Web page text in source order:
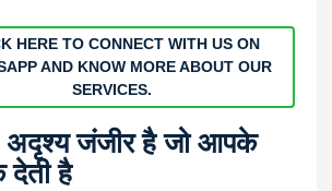
HERE TO CONNECT WITH US ON
AND KNOW MORE ABOUT OUR
SERVICES.
अदृश्य जंजीर है जो आपके
देती है